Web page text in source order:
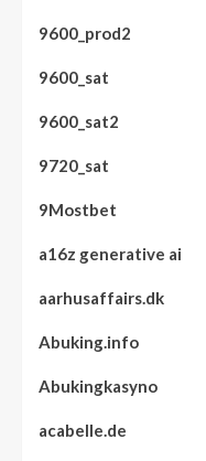
9600_prod2
9600_sat
9600_sat2
9720_sat
9Mostbet
a16z generative ai
aarhusaffairs.dk
Abuking.info
Abukingkasyno
acabelle.de